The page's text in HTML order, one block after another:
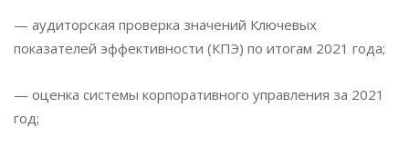
— аудиторская проверка значений Ключевых
показателей эффективности (КПЭ) по итогам 2021 года;
— оценка системы корпоративного управления за 2021
год;